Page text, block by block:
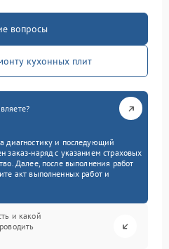
вопросы
кухонных плит
диагностику и последующий
заказ-наряд с указанием страховых
Далее, после выполнения работ
акт выполненных работ и
и какой